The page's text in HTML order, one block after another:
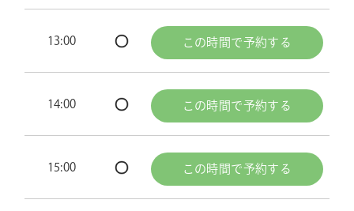
13:00 この時間で予約する
14:00 この時間で予約する
15:00 この時間で予約する